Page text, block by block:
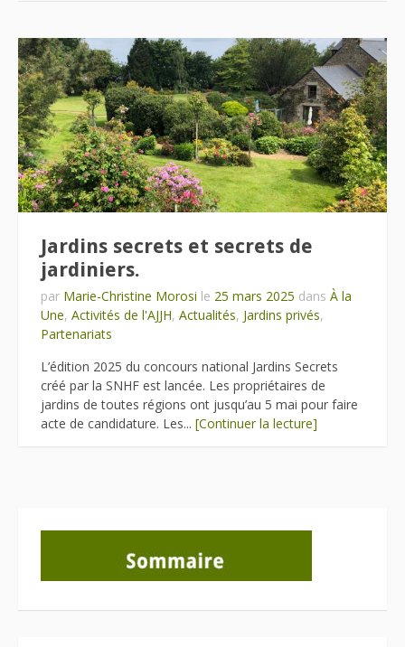
Jardins secrets et secrets de
jardiniers.
par Marie-Christine Morosi le 25 mars 2025 dans À la
Une, Activités de l'AJJH, Actualités, Jardins privés,
Partenariats
L’édition 2025 du concours national Jardins Secrets
créé par la SNHF est lancée. Les propriétaires de
jardins de toutes régions ont jusqu’au 5 mai pour faire
acte de candidature. Les... [Continuer la lecture]